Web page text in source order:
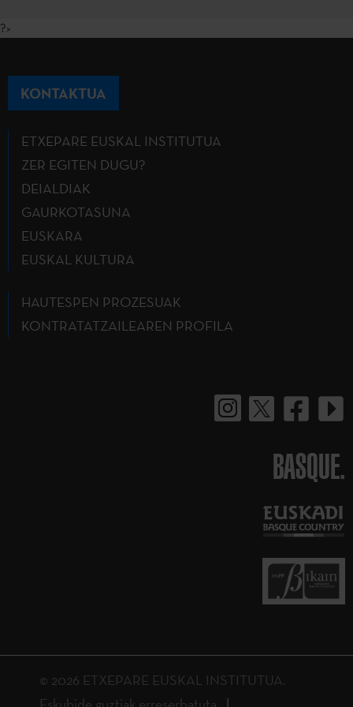
?>
KONTAKTUA
ETXEPARE EUSKAL INSTITUTUA
ZER EGITEN DUGU?
DEIALDIAK
GAURKOTASUNA
EUSKARA
EUSKAL KULTURA
HAUTESPEN PROZESUAK
KONTRATATZAILEAREN PROFILA
BASQUE.
© 2026 ETXEPARE EUSKAL INSTITUTUA.